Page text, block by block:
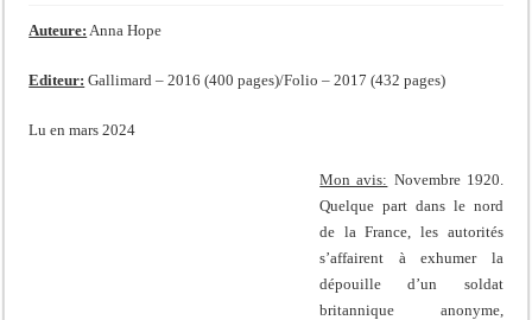
Auteure: Anna Hope
Editeur: Gallimard – 2016 (400 pages)/Folio – 2017 (432 pages)
Lu en mars 2024
Mon avis: Novembre 1920.
Quelque part dans le nord
de la France, les autorités
s’affairent à exhumer la
dépouille d’un soldat
britannique anonyme,